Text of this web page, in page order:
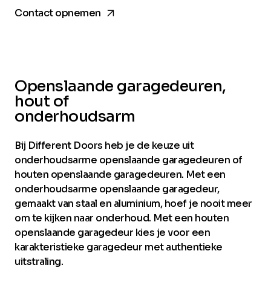
Contact opnemenarrow_forward
Openslaande garagedeuren,
hout of
onderhoudsarm
Bij Different Doors heb je de keuze uit
onderhoudsarme openslaande garagedeuren of
houten openslaande garagedeuren. Met een
onderhoudsarme openslaande garagedeur,
gemaakt van staal en aluminium, hoef je nooit meer
om te kijken naar onderhoud. Met een houten
openslaande garagedeur kies je voor een
karakteristieke garagedeur met authentieke
uitstraling.